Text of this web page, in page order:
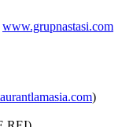
www.grupnastasi.com
)